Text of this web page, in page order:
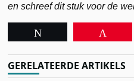
en schreef dit stuk voor de
GERELATEERDE ARTIKELS